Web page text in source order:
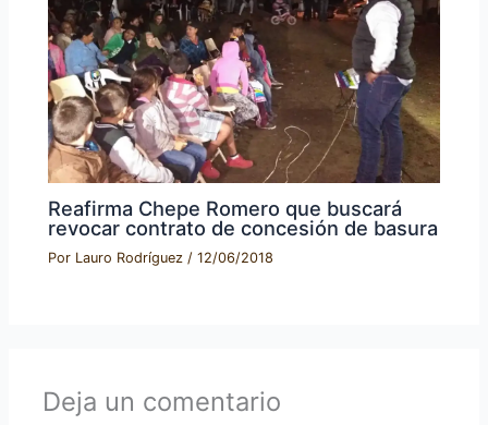
Reafirma Chepe Romero que buscará
revocar contrato de concesión de basura
Por Lauro Rodríguez/12/06/2018
Deja un comentario